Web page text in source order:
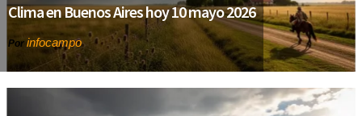
Clima en Buenos Aires hoy 10 mayo 2026
Por infocampo